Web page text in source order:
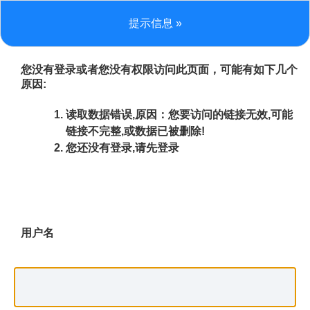
提示信息 »
您没有登录或者您没有权限访问此页面，可能有如下几个
原因:
读取数据错误,原因：您要访问的链接无效,可能
链接不完整,或数据已被删除!
您还没有登录,请先登录
用户名